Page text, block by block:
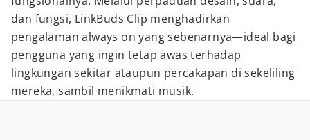
dan fungsi, LinkBuds Clip menghadirkan
pengalaman always on yang sebenarnya—ideal bagi
pengguna yang ingin tetap awas terhadap
lingkungan sekitar ataupun percakapan di sekeliling
mereka, sambil menikmati musik.